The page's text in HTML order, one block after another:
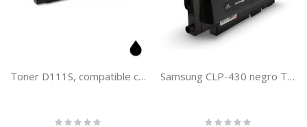
Toner D111S, compatible con el toner original samsung MLT-D111S/ELS
Rating:
Samsung CLP-430 negro Toner compatible CLT-K404S
Rating: